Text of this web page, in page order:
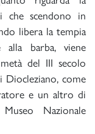
che scendono in
libera la tempia
alla barba, viene
del III secolo
Diocleziano, come
e un altro di
Nazionale